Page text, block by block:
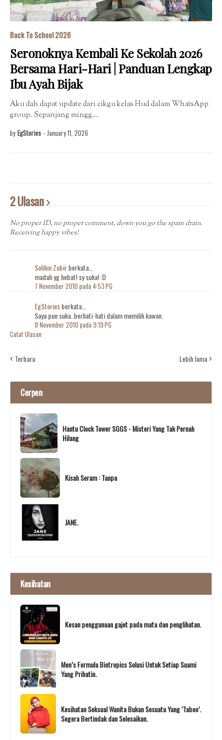
Back To School 2026
Seronoknya Kembali Ke Sekolah 2026
Bersama Hari-Hari | Panduan Lengkap
Ibu Ayah Bijak
Aku dah dapat update dari cikgu kelas Hud dalam WhatsApp
group. Sepanjang mingg…
by EgStories - January 11, 2026
2 Ulasan
No proper ID, no proper comment, down you go the spam drain.
Receiving happy vibes!
Solihin Zubirberkata…
madah yg hebat! sy suka! :D
7 November 2010 pada 4:53 PG
EgStoriesberkata…
Saya pun suka..berhati-hati dalam memilih kawan.
8 November 2010 pada 9:19 PG
Catat Ulasan
Terbaru Lebih lama
Cerpen
Hantu Clock Tower SGGS - Misteri Yang Tak Pernah
Hilang
Kisah Seram : Tanpa
JANE.
Kesihatan
Kesan penggunaan gajet pada mata dan penglihatan.
Men’s Formula Biotropics Solusi Untuk Setiap Suami
Yang Prihatin.
Kesihatan Seksual Wanita Bukan Sesuatu Yang ‘Taboo’.
Segera Bertindak dan Selesaikan.